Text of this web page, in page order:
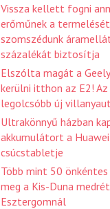
Vissza kellett fogni
erőműnek a
szomszédunk
százalékát biztosítja
Elszólta magát a
kerülni itthon az E2! Az
legolcsóbb új
Ultrakönnyű házban
akkumulátort a
csúcstabletje
Több mint 50
meg a Kis-Duna medrét
Esztergomnál